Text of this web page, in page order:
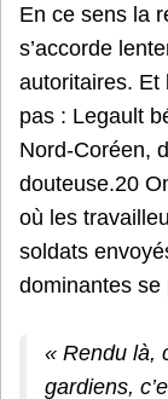
En ce sens la
s’accorde
autoritaires. Et
pas : Legault
Nord-Coréen,
douteuse.20
où les
soldats
dominantes se
« Rendu là,
gardiens,